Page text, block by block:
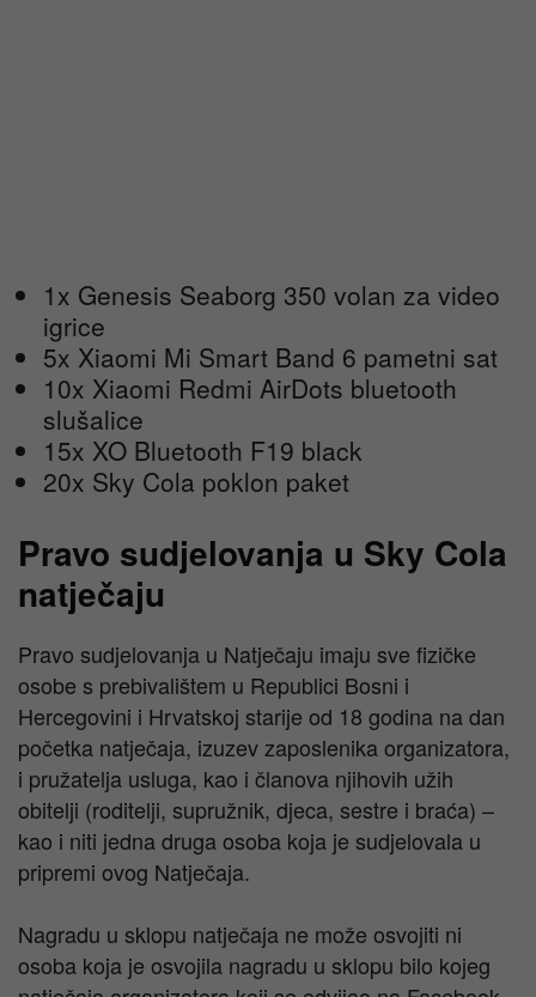
1x Genesis Seaborg 350 volan za video
igrice
5x Xiaomi Mi Smart Band 6 pametni sat
10x Xiaomi Redmi AirDots bluetooth
slušalice
15x XO Bluetooth F19 black
20x Sky Cola poklon paket
Pravo sudjelovanja u Sky Cola
natječaju
Pravo sudjelovanja u Natječaju imaju sve fizičke
osobe s prebivalištem u Republici Bosni i
Hercegovini i Hrvatskoj starije od 18 godina na dan
početka natječaja, izuzev zaposlenika organizatora,
i pružatelja usluga, kao i članova njihovih užih
obitelji (roditelji, supružnik, djeca, sestre i braća) –
kao i niti jedna druga osoba koja je sudjelovala u
pripremi ovog Natječaja.
Nagradu u sklopu natječaja ne može osvojiti ni
osoba koja je osvojila nagradu u sklopu bilo kojeg